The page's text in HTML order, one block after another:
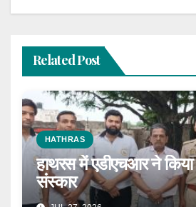
Related Post
HATHRAS
हाथरस में एडीएचआर ने किया
संस्कार